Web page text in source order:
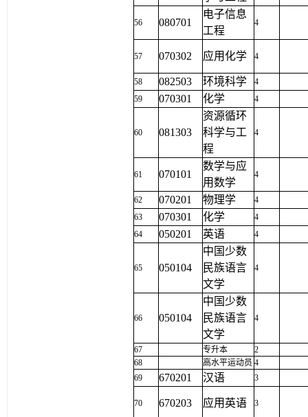
56 080701
电子信息
工程
4
57 070302 应用化学 4
58 082503 环境科学
4
59
070301 化学 4
60 081303
资源循环
科学与工
程
4
61 070101
数学与应
用数学
4
62 070201 物理学
4
63
070301 化学
4
64
050201 英语 4
65 050104
中国少数
民族语言
文学
4
66 050104
中国少数
民族语言
文学
4
67 专升本
2
68
高水平运动员 4
69
670201 汉语 3
70 670203 应用英语 3